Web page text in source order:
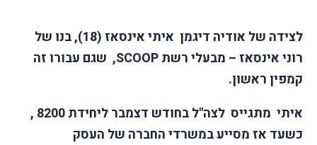
לצידה של אודיה דיגמן איתי אינסאז (18), בנו של
רוני אינסאז – מבעלי רשתSCOOP, שגם עבורו זה
קמפין ראשון.
איתי מתגייס לצה"ל בחודש דצמבר ליחידת 8200 ,
כשעד אז מסייע במשרדי החברה של העסק